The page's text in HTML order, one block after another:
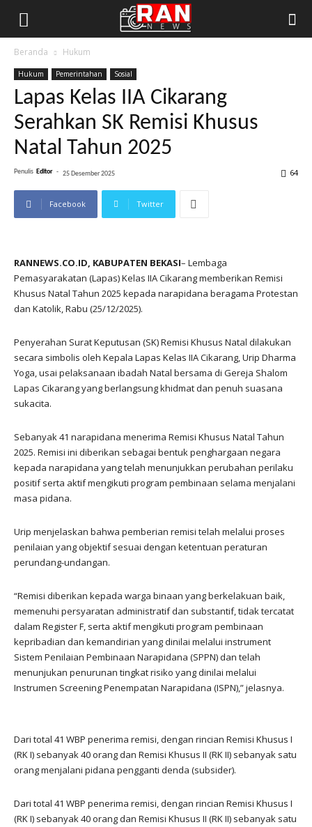
Beranda Hukum
Hukum Pemerintahan Sosial
Lapas Kelas IIA Cikarang
Serahkan SK Remisi Khusus
Natal Tahun 2025
Penulis Editor - 25 Desember 2025 64
Facebook Twitter
RANNEWS.CO.ID, KABUPATEN BEKASI– Lembaga
Pemasyarakatan (Lapas) Kelas IIA Cikarang memberikan Remisi
Khusus Natal Tahun 2025 kepada narapidana beragama Protestan
dan Katolik, Rabu (25/12/2025).
Penyerahan Surat Keputusan (SK) Remisi Khusus Natal dilakukan
secara simbolis oleh Kepala Lapas Kelas IIA Cikarang, Urip Dharma
Yoga, usai pelaksanaan ibadah Natal bersama di Gereja Shalom
Lapas Cikarang yang berlangsung khidmat dan penuh suasana
sukacita.
Sebanyak 41 narapidana menerima Remisi Khusus Natal Tahun
2025. Remisi ini diberikan sebagai bentuk penghargaan negara
kepada narapidana yang telah menunjukkan perubahan perilaku
positif serta aktif mengikuti program pembinaan selama menjalani
masa pidana.
Urip menjelaskan bahwa pemberian remisi telah melalui proses
penilaian yang objektif sesuai dengan ketentuan peraturan
perundang-undangan.
“Remisi diberikan kepada warga binaan yang berkelakuan baik,
memenuhi persyaratan administratif dan substantif, tidak tercatat
dalam Register F, serta aktif mengikuti program pembinaan
kepribadian dan kemandirian yang dinilai melalui instrument
Sistem Penilaian Pembinaan Narapidana (SPPN) dan telah
menunjukan penurunan tingkat risiko yang dinilai melalui
Instrumen Screening Penempatan Narapidana (ISPN),” jelasnya.
Dari total 41 WBP penerima remisi, dengan rincian Remisi Khusus I
(RK I) sebanyak 40 orang dan Remisi Khusus II (RK II) sebanyak satu
orang menjalani pidana pengganti denda (subsider).
Dari total 41 WBP penerima remisi, dengan rincian Remisi Khusus I
(RK I) sebanyak 40 orang dan Remisi Khusus II (RK II) sebanyak satu